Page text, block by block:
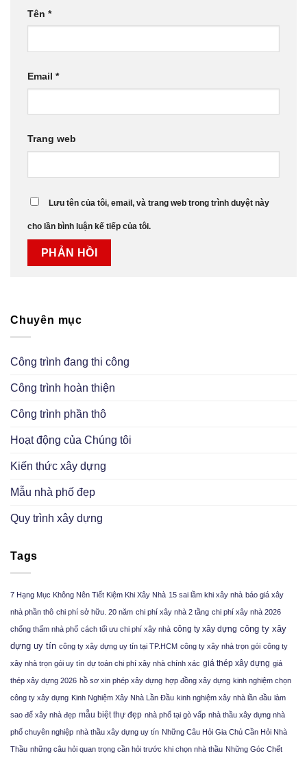
Tên *
Email *
Trang web
Lưu tên của tôi, email, và trang web trong trình duyệt này
cho lần bình luận kế tiếp của tôi.
Chuyên mục
Công trình đang thi công
Công trình hoàn thiện
Công trình phần thô
Hoạt động của Chúng tôi
Kiến thức xây dựng
Mẫu nhà phố đẹp
Quy trình xây dựng
Tags
7 Hạng Mục Không Nên Tiết Kiệm Khi Xây Nhà 15 sai lầm khi xây nhà báo giá xây
nhà phần thô chi phí sở hữu. 20 năm chi phí xây nhà 2 tầng chi phí xây nhà 2026
chống thấm nhà phố cách tối ưu chi phí xây nhà công ty xây dựng công ty xây
dựng uy tín công ty xây dựng uy tín tại TP.HCM công ty xây nhà trọn gói công ty
xây nhà trọn gói uy tín dự toán chi phí xây nhà chính xác giá thép xây dựng giá
thép xây dựng 2026 hồ sơ xin phép xây dựng hợp đồng xây dựng kinh nghiệm chọn
công ty xây dựng Kinh Nghiệm Xây Nhà Lần Đầu kinh nghiệm xây nhà lần đầu làm
sao để xây nhà đẹp mẫu biệt thự đẹp nhà phố tại gò vấp nhà thầu xây dựng nhà
phố chuyên nghiệp nhà thầu xây dựng uy tín Những Câu Hỏi Gia Chủ Cần Hỏi Nhà
Thầu những câu hỏi quan trọng cần hỏi trước khi chọn nhà thầu Những Góc Chết